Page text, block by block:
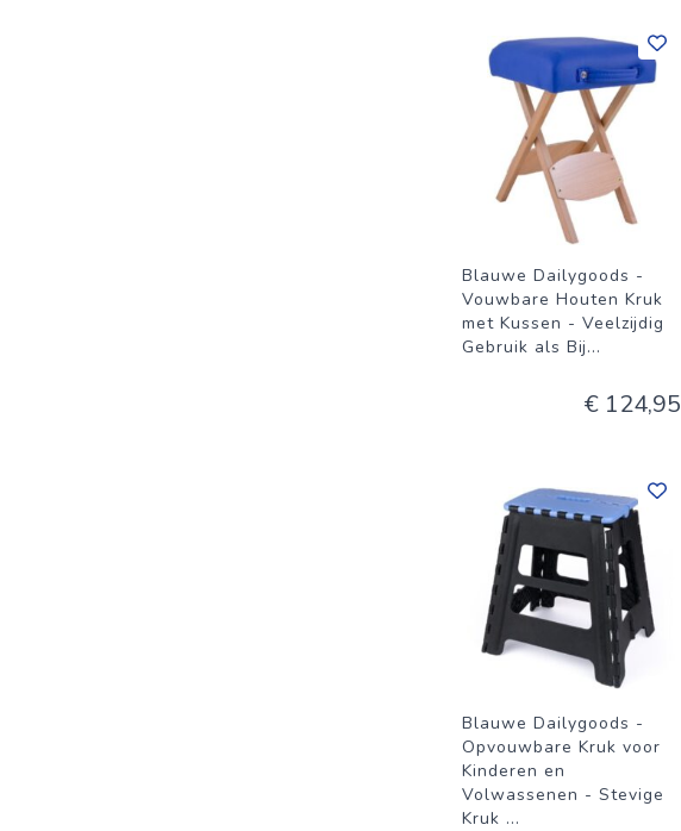
Blauwe Dailygoods -
Vouwbare Houten Kruk
met Kussen - Veelzijdig
Gebruik als Bij...
€ 124,95
Blauwe Dailygoods -
Opvouwbare Kruk voor
Kinderen en
Volwassenen - Stevige
Kruk ...